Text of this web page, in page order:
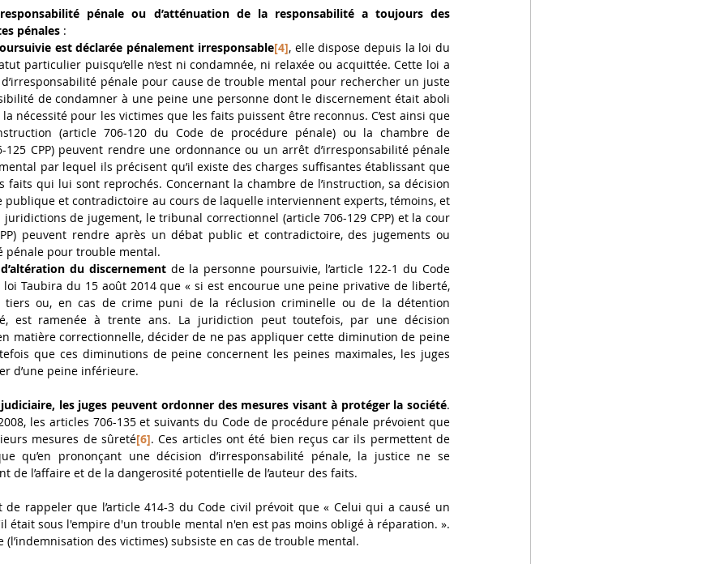
pénale ou d’atténuation de la responsabilité a toujours des
pénales :
est déclarée pénalement irresponsable[4], elle dispose depuis la loi du
particulier puisqu’elle n’est ni condamnée, ni relaxée ou acquittée. Cette loi a
pénale pour cause de trouble mental pour rechercher un juste
de condamner à une peine une personne dont le discernement était aboli
nécessité pour les victimes que les faits puissent être reconnus. C’est ainsi que
(article 706-120 du Code de procédure pénale) ou la chambre de
125 CPP) peuvent rendre une ordonnance ou un arrêt d’irresponsabilité pénale
par lequel ils précisent qu’il existe des charges suffisantes établissant que
faits qui lui sont reprochés. Concernant la chambre de l’instruction, sa décision
publique et contradictoire au cours de laquelle interviennent experts, témoins, et
de jugement, le tribunal correctionnel (article 706-129 CPP) et la cour
peuvent rendre après un débat public et contradictoire, des jugements ou
pénale pour trouble mental.
du discernement de la personne poursuivie, l’article 122-1 du Code
Taubira du 15 août 2014 que « si est encourue une peine privative de liberté,
ou, en cas de crime puni de la réclusion criminelle ou de la détention
est ramenée à trente ans. La juridiction peut toutefois, par une décision
matière correctionnelle, décider de ne pas appliquer cette diminution de peine
que ces diminutions de peine concernent les peines maximales, les juges
d’une peine inférieure.
les juges peuvent ordonner des mesures visant à protéger la société.
les articles 706-135 et suivants du Code de procédure pénale prévoient que
mesures de sûreté[6]. Ces articles ont été bien reçus car ils permettent de
qu’en prononçant une décision d’irresponsabilité pénale, la justice ne se
de l’affaire et de la dangerosité potentielle de l’auteur des faits.
de rappeler que l’article 414-3 du Code civil prévoit que « Celui qui a causé un
était sous l'empire d'un trouble mental n'en est pas moins obligé à réparation. ».
des victimes) subsiste en cas de trouble mental.